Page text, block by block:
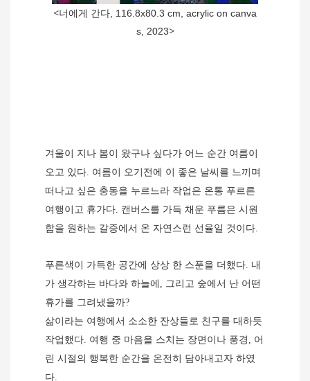
<너에게 간다, 116.8x80.3 cm, acrylic on canva
s, 2023>
겨울이 지나 봄이 왔구나 싶다가 어느 순간 여름이
오고 있다 여름이 오기전에 이 좋은 날씨를 느끼며
떠나고 싶은 충동을 누르느라 작업은 온통 푸르른
여행이고 휴가다 캔버스를 가득 채운 푸름은 시원
함을 원하는 갈증에서 온 자연스런 선율일 것이다
푸른색이 가득한 공간에 상상 한 스푼을 더했다 내
가 생각하는 바다와 하늘에
그리고 숲에서 난 어떤
휴가를 그려냈을까?
삶이라는 여행에서 소소한 잔상들로 친구를 대하듯
작업했다 여행 중 마음을 스치는 장면이나 풍경
어
린 시절의 행복한 순간을 온전히 담아내고자 하였
다